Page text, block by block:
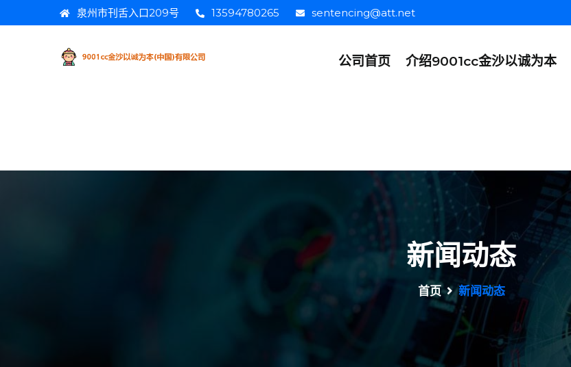
泉州市刊舌入口209号 13594780265 sentencing@att.net
公司首页 介绍9001cc金沙以诚为本
新闻动态
首页 新闻动态